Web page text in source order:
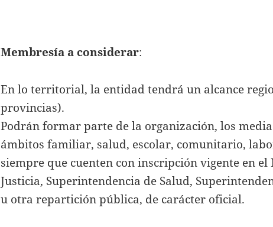
Membresía a considerar:
En lo territorial, la entidad tendrá un alcance
provincias).
Podrán formar parte de la organización, los
ámbitos familiar, salud, escolar, comunitario,
siempre que cuenten con inscripción vigente en
Justicia, Superintendencia de Salud,
u otra repartición pública, de carácter oficial.